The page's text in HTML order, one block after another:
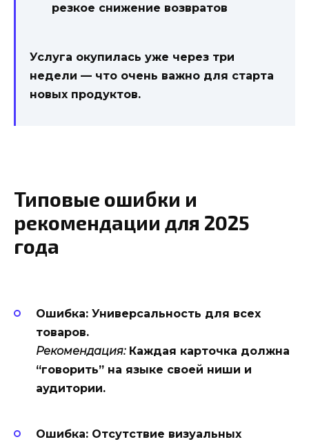
резкое снижение возвратов
Услуга окупилась уже через три
недели — что очень важно для старта
новых продуктов.
Типовые ошибки и
рекомендации для 2025
года
Ошибка: Универсальность для всех
товаров.
Рекомендация:Каждая карточка должна
“говорить” на языке своей ниши и
аудитории.
Ошибка: Отсутствие визуальных